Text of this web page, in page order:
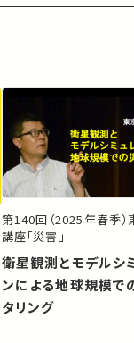
第140回（2025年春季
講座「災害」
衛星観測とモデルシ
ンによる地球規模で
タリング